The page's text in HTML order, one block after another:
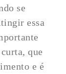
se
essa
que
e é